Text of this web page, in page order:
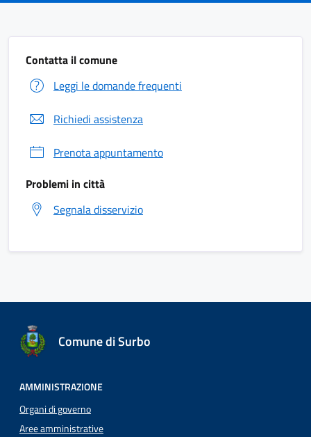
Contatta il comune
Leggi le domande frequenti
Richiedi assistenza
Prenota appuntamento
Problemi in città
Segnala disservizio
Comune di Surbo
AMMINISTRAZIONE
Organi di governo
Aree amministrative